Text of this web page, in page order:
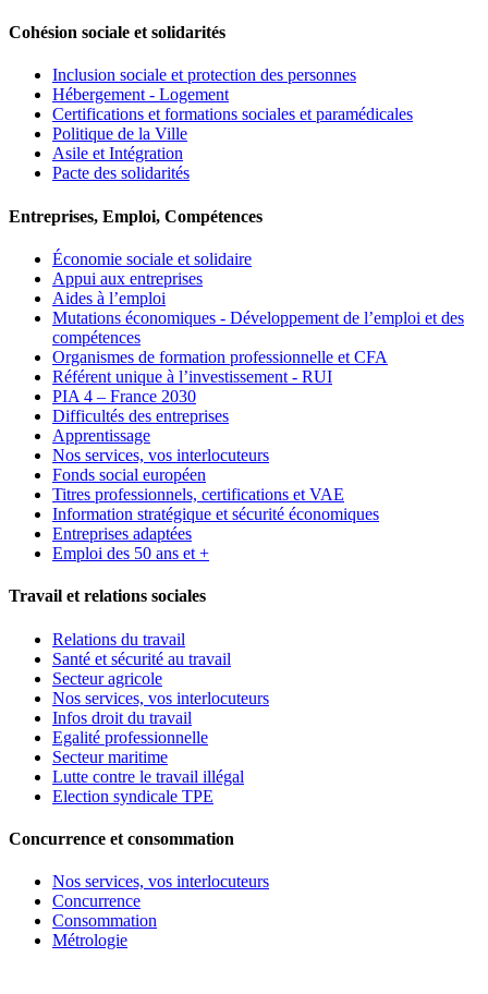
Cohésion sociale et solidarités
Inclusion sociale et protection des personnes
Hébergement - Logement
Certifications et formations sociales et paramédicales
Politique de la Ville
Asile et Intégration
Pacte des solidarités
Entreprises, Emploi, Compétences
Économie sociale et solidaire
Appui aux entreprises
Aides à l’emploi
Mutations économiques - Développement de l’emploi et des
compétences
Organismes de formation professionnelle et CFA
Référent unique à l’investissement - RUI
PIA 4 – France 2030
Difficultés des entreprises
Apprentissage
Nos services, vos interlocuteurs
Fonds social européen
Titres professionnels, certifications et VAE
Information stratégique et sécurité économiques
Entreprises adaptées
Emploi des 50 ans et +
Travail et relations sociales
Relations du travail
Santé et sécurité au travail
Secteur agricole
Nos services, vos interlocuteurs
Infos droit du travail
Egalité professionnelle
Secteur maritime
Lutte contre le travail illégal
Election syndicale TPE
Concurrence et consommation
Nos services, vos interlocuteurs
Concurrence
Consommation
Métrologie